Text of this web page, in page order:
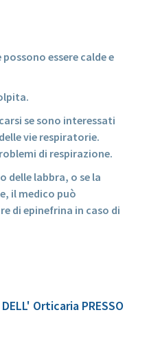
essere calde e
se sono interessati
vie respiratorie.
di respirazione.
delle labbra, o se la
il medico può
di epinefrina in caso di
Orticaria PRESSO